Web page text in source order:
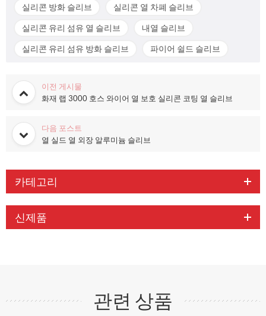
실리콘 방화 슬리브
실리콘 열 차폐 슬리브
실리콘 유리 섬유 열 슬리브 내열 슬리브
실리콘 유리 섬유 방화 슬리브 파이어 쉴드 슬리브
이전 게시물
화재 랩 3000 호스 와이어 열 보호 실리콘 코팅 열 슬리브
다음 포스트
열 실드 열 외장 알루미늄 슬리브
카테고리
신제품
관련 상품